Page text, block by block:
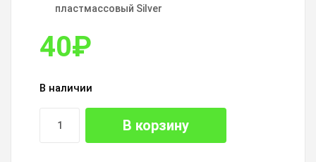
пластмассовый Silver
40₽
В наличии
В корзину